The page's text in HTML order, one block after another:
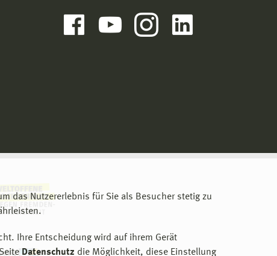
das Nutzererlebnis für Sie als Besucher stetig zu
Ihre Entscheidung wird auf ihrem Gerät
Datenschutz die Möglichkeit, diese Einstellung